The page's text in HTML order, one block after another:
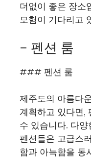
더없이 좋은 장소
모험이 기다리고
– 펜션 룸
### 펜션 룸
제주도의 아름다
계획하고 있다면,
수 있습니다. 다
펜션들은 고급스
함과 아늑함을 동